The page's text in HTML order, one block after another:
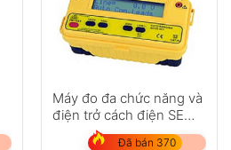
Máy đo đa chức năng và
điện trở cách điện SEW
1151 IN
Đã bán 370